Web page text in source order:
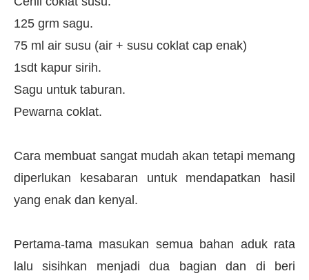
125 grm sagu.
75 ml air susu (air + susu coklat cap enak)
1sdt kapur sirih.
Sagu untuk taburan.
Pewarna coklat.
Cara membuat sangat mudah akan tetapi memang
diperlukan kesabaran untuk mendapatkan hasil
yang enak dan kenyal.
Pertama-tama masukan semua bahan aduk rata
lalu sisihkan menjadi dua bagian dan di beri